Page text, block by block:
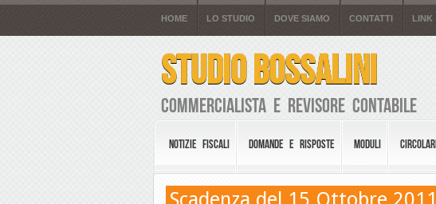
HOME LO STUDIO DOVE SIAMO CONTATTI LINK
STUDIO BOSSALINI
Commercialista e Revisore Contabile
NOTIZIE FISCALI DOMANDE E RISPOSTE MODULI CIRCOLARI